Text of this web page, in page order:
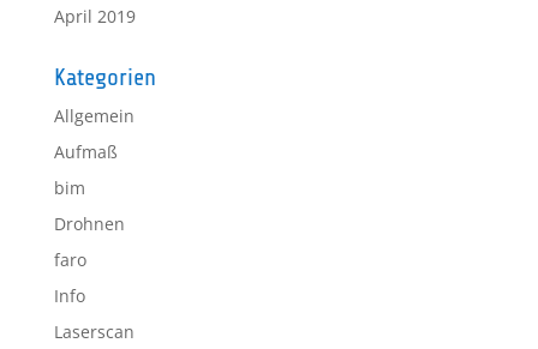
April 2019
Kategorien
Allgemein
Aufmaß
bim
Drohnen
faro
Info
Laserscan